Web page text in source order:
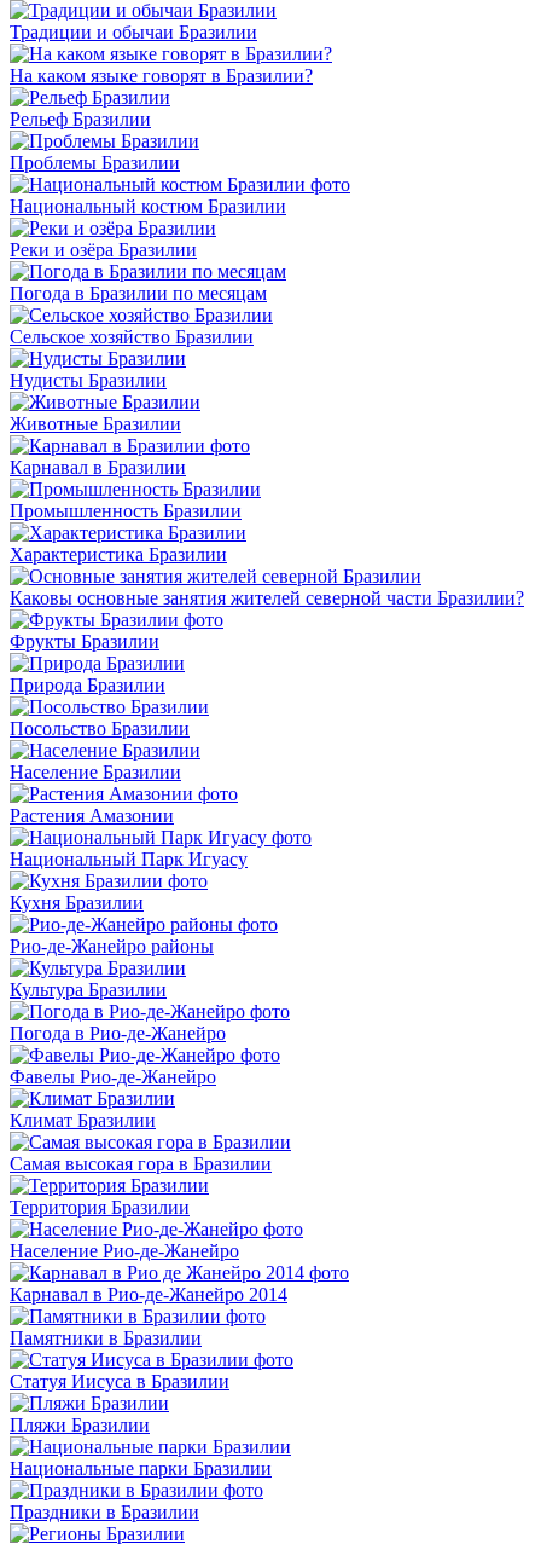
Традиции и обычаи Бразилии
На каком языке говорят в Бразилии?
Рельеф Бразилии
Проблемы Бразилии
Национальный костюм Бразилии
Реки и озёра Бразилии
Погода в Бразилии по месяцам
Сельское хозяйство Бразилии
Нудисты Бразилии
Животные Бразилии
Карнавал в Бразилии
Промышленность Бразилии
Характеристика Бразилии
Каковы основные занятия жителей северной части Бразилии?
Фрукты Бразилии
Природа Бразилии
Посольство Бразилии
Население Бразилии
Растения Амазонии
Национальный Парк Игуасу
Кухня Бразилии
Рио-де-Жанейро районы
Культура Бразилии
Погода в Рио-де-Жанейро
Фавелы Рио-де-Жанейро
Климат Бразилии
Самая высокая гора в Бразилии
Территория Бразилии
Население Рио-де-Жанейро
Карнавал в Рио-де-Жанейро 2014
Памятники в Бразилии
Статуя Иисуса в Бразилии
Пляжи Бразилии
Национальные парки Бразилии
Праздники в Бразилии